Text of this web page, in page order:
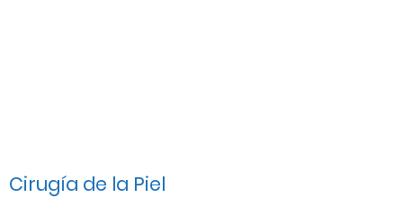
Cirugía de la Piel